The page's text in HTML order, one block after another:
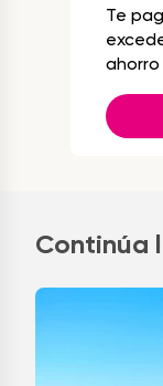
Te
ahorro
Continúa